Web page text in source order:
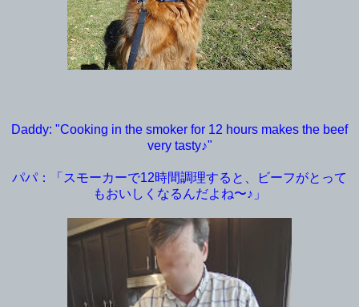
Daddy: "Cooking in the smoker for 12 hours makes the beef
very tasty♪"
パパ：「スモーカーで12時間調理すると、ビーフがとって
もおいしくなるんだよね〜♪」